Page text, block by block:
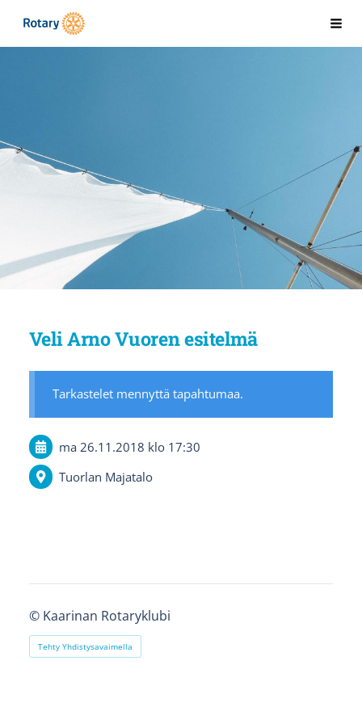
Siirry
Kaarinan Rotaryklubi
Veli Arno Vuoren esitelmä
Tarkastelet mennyttä tapahtumaa.
ma 26.11.2018 klo 17:30
Tuorlan Majatalo
© Kaarinan Rotaryklubi
Tehty Yhdistysavaimella